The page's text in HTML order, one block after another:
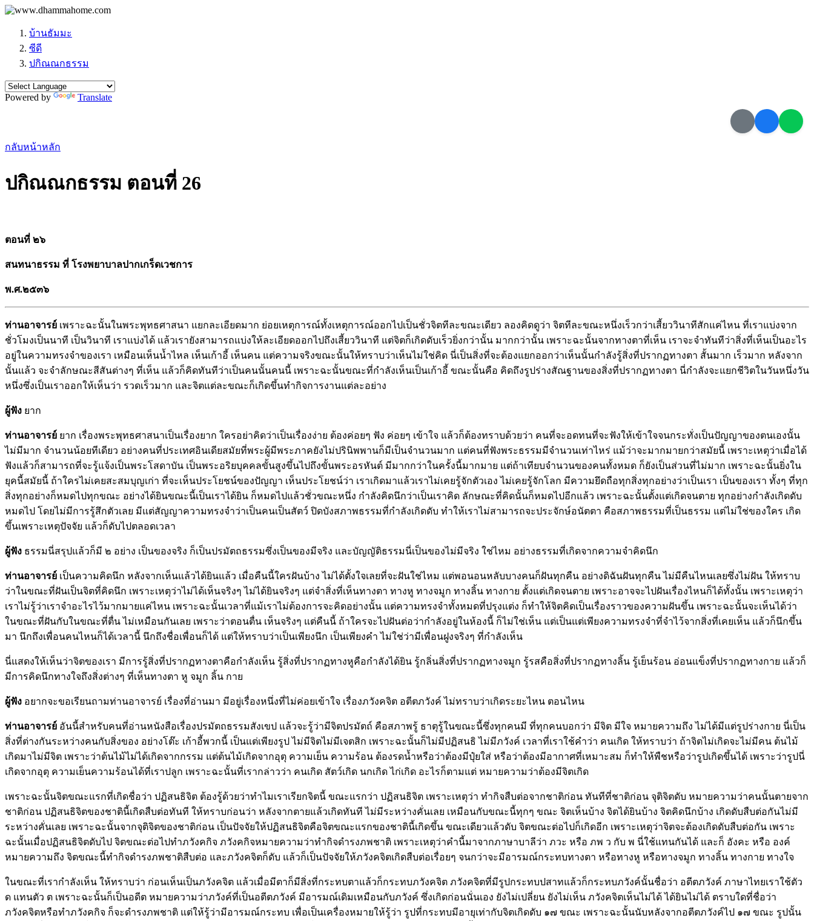
บ้านธัมมะ
ซีดี
ปกิณณกธรรม
Powered by Translate
กลับหน้าหลัก
ปกิณณกธรรม ตอนที่ 26
ตอนที่ ๒๖
สนทนาธรรม ที่ โรงพยาบาลปากเกร็ดเวชการ
พ.ศ.๒๕๓๖
ท่านอาจารย์ เพราะฉะนั้นในพระพุทธศาสนา แยกละเอียดมาก ย่อยเหตุการณ์ทั้งเหตุการณ์ออกไปเป็นชั่วจิตทีละขณะเดียว ลองคิดดูว่า จิตทีละขณะหนึ่งเร็วกว่าเสี้ยววินาทีสักแค่ไหน ที่เราแบ่งจาก
ชั่วโมงเป็นนาที เป็นวินาที เราแบ่งได้ แล้วเรายังสามารถแบ่งให้ละเอียดออกไปถึงเสี้ยววินาที แต่จิตก็เกิดดับเร็วยิ่งกว่านั้น มากกว่านั้น เพราะฉะนั้นจากทางตาที่เห็น เราจะจำทันทีว่าสิ่งที่เห็นเป็นอะไร
อยู่ในความทรงจำของเรา เหมือนเห็นน้ำไหล เห็นเก้าอี้ เห็นคน แต่ความจริงขณะนั้นให้ทราบว่าเห็นไม่ใช่คิด นี่เป็นสิ่งที่จะต้องแยกออกว่าเห็นนั้นกำลังรู้สิ่งที่ปรากฏทางตา สั้นมาก เร็วมาก หลังจาก
นั้นแล้ว จะจำลักษณะสีสันต่างๆ ที่เห็น แล้วก็คิดทันทีว่าเป็นคนนั้นคนนี้ เพราะฉะนั้นขณะที่กำลังเห็นเป็นเก้าอี้ ขณะนั้นคือ คิดถึงรูปร่างสัณฐานของสิ่งที่ปรากฏทางตา นี่กำลังจะแยกชีวิตในวันหนึ่งวัน
หนึ่งซึ่งเป็นเราออกให้เห็นว่า รวดเร็วมาก และจิตแต่ละขณะก็เกิดขึ้นทำกิจการงานแต่ละอย่าง
ผู้ฟัง ยาก
ท่านอาจารย์ ยาก เรื่องพระพุทธศาสนาเป็นเรื่องยาก ใครอย่าคิดว่าเป็นเรื่องง่าย ต้องค่อยๆ ฟัง ค่อยๆ เข้าใจ แล้วก็ต้องทราบด้วยว่า คนที่จะอดทนที่จะฟังให้เข้าใจจนกระทั่งเป็นปัญญาของตนเองนั้น
ไม่มีมาก จำนวนน้อยทีเดียว อย่างคนที่ประเทศอินเดียสมัยที่พระผู้มีพระภาคยังไม่ปรินิพพานก็มีเป็นจำนวนมาก แต่คนที่ฟังพระธรรมมีจำนวนเท่าไหร่ แม้ว่าจะมากมายกว่าสมัยนี้ เพราะเหตุว่าเมื่อได้
ฟังแล้วก็สามารถที่จะรู้แจ้งเป็นพระโสดาบัน เป็นพระอริยบุคคลขั้นสูงขึ้นไปถึงขั้นพระอรหันต์ มีมากกว่าในครั้งนี้มากมาย แต่ถ้าเทียบจำนวนของคนทั้งหมด ก็ยังเป็นส่วนที่ไม่มาก เพราะฉะนั้นยิ่งใน
ยุคนี้สมัยนี้ ถ้าใครไม่เคยสะสมบุญเก่า ที่จะเห็นประโยชน์ของปัญญา เห็นประโยชน์ว่า เราเกิดมาแล้วเราไม่เคยรู้จักตัวเอง ไม่เคยรู้จักโลก มีความยึดถือทุกสิ่งทุกอย่างว่าเป็นเรา เป็นของเรา ทั้งๆ ที่ทุก
สิ่งทุกอย่างก็หมดไปทุกขณะ อย่างได้ยินขณะนี้เป็นเราได้ยิน ก็หมดไปแล้วชั่วขณะหนึ่ง กำลังคิดนึกว่าเป็นเราคิด ลักษณะที่คิดนั้นก็หมดไปอีกแล้ว เพราะฉะนั้นตั้งแต่เกิดจนตาย ทุกอย่างกำลังเกิดดับ
หมดไป โดยไม่มีการรู้สึกตัวเลย มีแต่สัญญาความทรงจำว่าเป็นคนเป็นสัตว์ ปิดบังสภาพธรรมที่กำลังเกิดดับ ทำให้เราไม่สามารถจะประจักษ์อนัตตา คือสภาพธรรมที่เป็นธรรม แต่ไม่ใช่ของใคร เกิด
ขึ้นเพราะเหตุปัจจัย แล้วก็ดับไปตลอดเวลา
ผู้ฟัง ธรรมนี่สรุปแล้วก็มี ๒ อย่าง เป็นของจริง ก็เป็นปรมัตถธรรมซึ่งเป็นของมีจริง และบัญญัติธรรมนี่เป็นของไม่มีจริง ใช่ไหม อย่างธรรมที่เกิดจากความจำคิดนึก
ท่านอาจารย์ เป็นความคิดนึก หลังจากเห็นแล้วได้ยินแล้ว เมื่อคืนนี้ใครฝันบ้าง ไม่ได้ตั้งใจเลยที่จะฝันใช่ไหม แต่พอนอนหลับบางคนก็ฝันทุกคืน อย่างดิฉันฝันทุกคืน ไม่มีคืนไหนเลยซึ่งไม่ฝัน ให้ทราบ
ว่าในขณะที่ฝันเป็นจิตที่คิดนึก เพราะเหตุว่าไม่ได้เห็นจริงๆ ไม่ได้ยินจริงๆ แต่จำสิ่งที่เห็นทางตา ทางหู ทางจมูก ทางลิ้น ทางกาย ตั้งแต่เกิดจนตาย เพราะอาจจะไปฝันเรื่องไหนก็ได้ทั้งนั้น เพราะเหตุว่า
เราไม่รู้ว่าเราจำอะไรไว้มากมายแค่ไหน เพราะฉะนั้นเวลาที่แม้เราไม่ต้องการจะคิดอย่างนั้น แต่ความทรงจำทั้งหมดที่ปรุงแต่ง ก็ทำให้จิตคิดเป็นเรื่องราวของความฝันขึ้น เพราะฉะนั้นจะเห็นได้ว่า
ในขณะที่ฝันกับในขณะที่ตื่น ไม่เหมือนกันเลย เพราะว่าตอนตื่น เห็นจริงๆ แต่คืนนี้ ถ้าใครจะไปฝันต่อว่ากำลังอยู่ในห้องนี้ ก็ไม่ใช่เห็น แต่เป็นแต่เพียงความทรงจำที่จำไว้จากสิ่งที่เคยเห็น แล้วก็นึกขึ้น
มา นึกถึงเพื่อนคนไหนก็ได้เวลานี้ นึกถึงชื่อเพื่อนก็ได้ แต่ให้ทราบว่าเป็นเพียงนึก เป็นเพียงคำ ไม่ใช่ว่ามีเพื่อนฝูงจริงๆ ที่กำลังเห็น
นี่แสดงให้เห็นว่าจิตของเรา มีการรู้สิ่งที่ปรากฏทางตาคือกำลังเห็น รู้สิ่งที่ปรากฏทางหูคือกำลังได้ยิน รู้กลิ่นสิ่งที่ปรากฏทางจมูก รู้รสคือสิ่งที่ปรากฏทางลิ้น รู้เย็นร้อน อ่อนแข็งที่ปรากฏทางกาย แล้วก็
มีการคิดนึกทางใจถึงสิ่งต่างๆ ที่เห็นทางตา หู จมูก ลิ้น กาย
ผู้ฟัง อยากจะขอเรียนถามท่านอาจารย์ เรื่องที่อ่านมา มีอยู่เรื่องหนึ่งที่ไม่ค่อยเข้าใจ เรื่องภวังคจิต อตีตภวังค์ ไม่ทราบว่าเกิดระยะไหน ตอนไหน
ท่านอาจารย์ อันนี้สำหรับคนที่อ่านหนังสือเรื่องปรมัตถธรรมสังเขป แล้วจะรู้ว่ามีจิตปรมัตถ์ คือสภาพรู้ ธาตุรู้ในขณะนี้ซึ่งทุกคนมี ที่ทุกคนบอกว่า มีจิต มีใจ หมายความถึง ไม่ได้มีแต่รูปร่างกาย นี่เป็น
สิ่งที่ต่างกันระหว่างคนกับสิ่งของ อย่างโต๊ะ เก้าอี้พวกนี้ เป็นแต่เพียงรูป ไม่มีจิตไม่มีเจตสิก เพราะฉะนั้นก็ไม่มีปฏิสนธิ ไม่มีภวังค์ เวลาที่เราใช้คำว่า คนเกิด ให้ทราบว่า ถ้าจิตไม่เกิดจะไม่มีคน ต้นไม้
เกิดมาไม่มีจิต เพราะว่าต้นไม้ไม่ได้เกิดจากกรรม แต่ต้นไม้เกิดจากอุตุ ความเย็น ความร้อน ต้องรดน้ำหรือว่าต้องมีปุ๋ยใส่ หรือว่าต้องมีอากาศที่เหมาะสม ก็ทำให้พืชหรือว่ารูปเกิดขึ้นได้ เพราะว่ารูปนี่
เกิดจากอุตุ ความเย็นความร้อนได้ที่เราปลูก เพราะฉะนั้นที่เรากล่าวว่า คนเกิด สัตว์เกิด นกเกิด ไก่เกิด อะไรก็ตามแต่ หมายความว่าต้องมีจิตเกิด
เพราะฉะนั้นจิตขณะแรกที่เกิดชื่อว่า ปฏิสนธิจิต ต้องรู้ด้วยว่าทำไมเราเรียกจิตนี้ ขณะแรกว่า ปฏิสนธิจิต เพราะเหตุว่า ทำกิจสืบต่อจากชาติก่อน ทันทีที่ชาติก่อน จุติจิตดับ หมายความว่าคนนั้นตายจาก
ชาติก่อน ปฏิสนธิจิตของชาตินี้เกิดสืบต่อทันที ให้ทราบก่อนว่า หลังจากตายแล้วเกิดทันที ไม่มีระหว่างคั่นเลย เหมือนกับขณะนี้ทุกๆ ขณะ จิตเห็นบ้าง จิตได้ยินบ้าง จิตคิดนึกบ้าง เกิดดับสืบต่อกันไม่มี
ระหว่างคั่นเลย เพราะฉะนั้นจากจุติจิตของชาติก่อน เป็นปัจจัยให้ปฏิสนธิจิตคือจิตขณะแรกของชาตินี้เกิดขึ้น ขณะเดียวแล้วดับ จิตขณะต่อไปก็เกิดอีก เพราะเหตุว่าจิตจะต้องเกิดดับสืบต่อกัน เพราะ
ฉะนั้นเมื่อปฏิสนธิจิตดับไป จิตขณะต่อไปทำภวังคกิจ ภวังคกิจหมายความว่าทำกิจดำรงภพชาติ เพราะเหตุว่าคำนี้มาจากภาษาบาลีว่า ภวะ หรือ ภพ ว กับ พ นี่ใช้แทนกันได้ และก็ อังคะ หรือ องค์
หมายความถึง จิตขณะนี้ทำกิจดำรงภพชาติสืบต่อ และภวังคจิตก็ดับ แล้วก็เป็นปัจจัยให้ภวังคจิตเกิดสืบต่อเรื่อยๆ จนกว่าจะมีอารมณ์กระทบทางตา หรือทางหู หรือทางจมูก ทางลิ้น ทางกาย ทางใจ
ในขณะที่เรากำลังเห็น ให้ทราบว่า ก่อนเห็นเป็นภวังคจิต แล้วเมื่อมีตาก็มีสิ่งที่กระทบตาแล้วก็กระทบภวังคจิต ภวังคจิตที่มีรูปกระทบปสาทแล้วก็กระทบภวังค์นั้นชื่อว่า อตีตภวังค์ ภาษาไทยเราใช้ตัว
ด แทนตัว ต เพราะฉะนั้นก็เป็นอดีต หมายความว่าภวังค์ที่เป็นอตีตภวังค์ มีอารมณ์เดิมเหมือนกับภวังค์ ซึ่งเกิดก่อนนั่นเอง ยังไม่เปลี่ยน ยังไม่เห็น ภวังคจิตเห็นไม่ได้ ได้ยินไม่ได้ ตราบใดที่ชื่อว่า
ภวังคจิตหรือทำภวังคกิจ ก็จะดำรงภพชาติ แต่ให้รู้ว่ามีอารมณ์กระทบ เพื่อเป็นเครื่องหมายให้รู้ว่า รูปที่กระทบมีอายุเท่ากับจิตเกิดดับ ๑๗ ขณะ เพราะฉะนั้นนับหลังจากอตีตภวังค์ไป ๑๗ ขณะ รูปนั้น